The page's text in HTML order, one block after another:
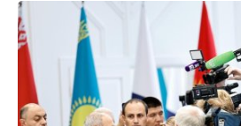
corectă”